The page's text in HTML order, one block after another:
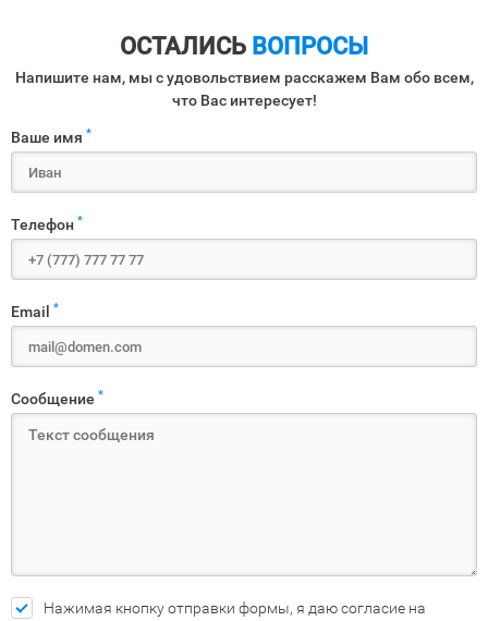
ОСТАЛИСЬ ВОПРОСЫ
Напишите нам, мы с удовольствием расскажем Вам обо всем,
что Вас интересует!
Ваше имя *
Телефон *
Email *
Сообщение *
Нажимая кнопку отправки формы, я даю согласие на